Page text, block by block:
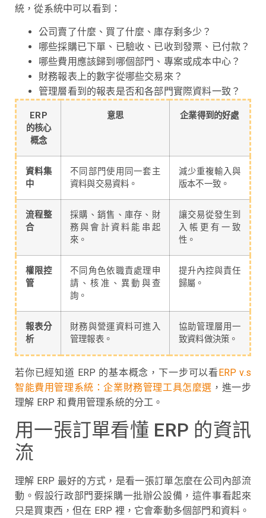
統，從系統中可以看到：
公司賣了什麼、買了什麼、庫存剩多少？
哪些採購已下單、已驗收、已收到發票、已付款？
哪些費用應該歸到哪個部門、專案或成本中心？
財務報表上的數字從哪些交易來？
管理層看到的報表是否和各部門實際資料一致？
ERP
的核心
概念
意思 企業得到的好處
資料集
中
不同部門使用同一套主
資料與交易資料。
減少重複輸入與
版本不一致。
流程整
合
採購、銷售、庫存、財
務與會計資料能串起
來。
讓交易從發生到
入帳更有一致
性。
權限控
管
不同角色依職責處理申
請、核准、異動與查
詢。
提升內控與責任
歸屬。
報表分
析
財務與營運資料可進入
管理報表。
協助管理層用一
致資料做決策。
若你已經知道 ERP 的基本概念，下一步可以看 ERP v.s
智能費用管理系統：企業財務管理工具怎麼選 ，進一步
理解 ERP 和費用管理系統的分工。
用一張訂單看懂 ERP 的資訊
流
理解 ERP 最好的方式，是看一張訂單怎麼在公司內部流
動。假設行政部門要採購一批辦公設備，這件事看起來
只是買東西，但在 ERP 裡，它會牽動多個部門和資料。